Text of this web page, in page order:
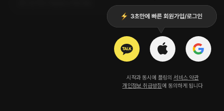
시작과 동시에 플링의 서비스 약관
개인정보 취급방침에 동의하게 됩니다